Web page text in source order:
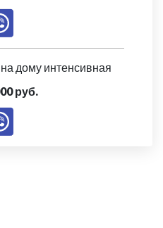
дому интенсивная
руб.